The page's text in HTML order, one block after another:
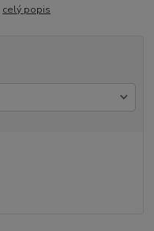
celý popis